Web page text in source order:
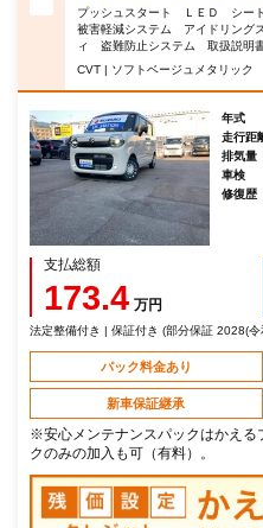
プッシュスタート ＬＥＤ シー
被害軽減システム アイドリン
ィ 盗難防止システム 取扱説明
CVT | ソフトベージュメタリック
年式
走行距
排気量
車検
修復歴
支払総額
173.4 万円
法定整備付き | 保証付き (部分保証 2028(
パック料金あり
新車保証継承
※安心メンテナンスパックはかえる
クのみの加入も可（有料）。